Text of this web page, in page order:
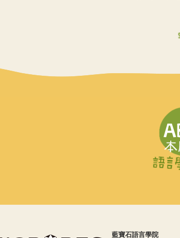
藍寶石語言學院